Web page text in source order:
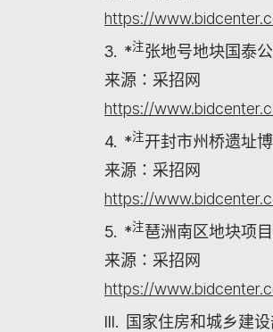
https://
3. *注张地号地块国泰
来源：采招网
https://
4. *注开封市州桥遗址
来源：采招网
https://
5. *注琶洲南区地块项
来源：采招网
https://
III. 国家住房和城乡建